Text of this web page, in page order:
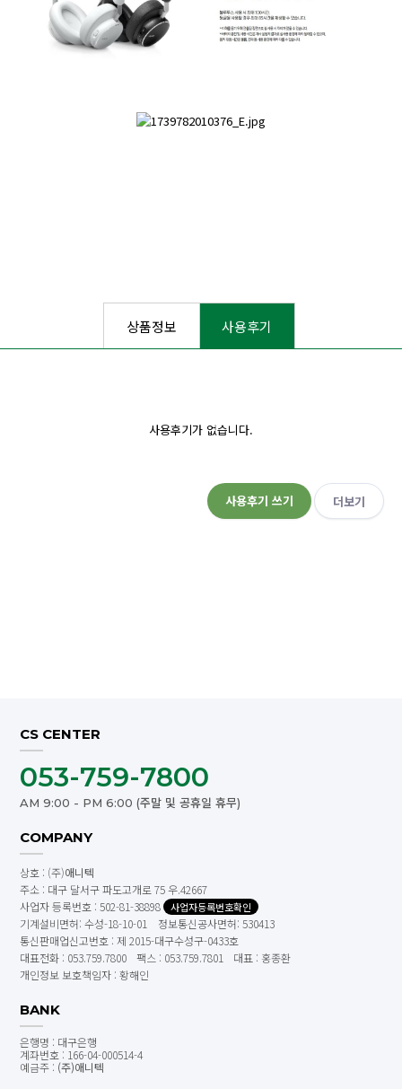
상품정보 사용후기
사용후기가 없습니다.
사용후기 쓰기 더보기
CS CENTER
053-759-7800
AM 9:00 - PM 6:00 (주말 및 공휴일 휴무)
COMPANY
상호 : (주)애니텍
주소 : 대구 달서구 파도고개로 75 우.42667
사업자 등록번호 : 502-81-38898 사업자등록번호확인
기계설비면허: 수성-18-10-01 정보통신공사면허: 530413
통신판매업신고번호 : 제 2015-대구수성구-0433호
대표전화 : 053.759.7800
팩스 : 053.759.7801
대표 : 홍종환
개인정보 보호책임자 : 황해인
BANK
은행명 : 대구은행
계좌번호 : 166-04-000514-4
예금주 : (주)애니텍